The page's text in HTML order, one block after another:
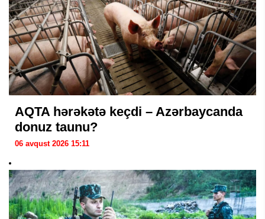
AQTA hərəkətə keçdi – Azərbaycanda
donuz taunu?
06 avqust 2026 15:11